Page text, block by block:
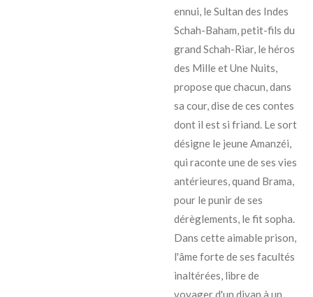
ennui, le Sultan des Indes
Schah-Baham, petit-fils du
grand Schah-Riar, le héros
des Mille et Une Nuits,
propose que chacun, dans
sa cour, dise de ces contes
dont il est si friand. Le sort
désigne le jeune Amanzéi,
qui raconte une de ses vies
antérieures, quand Brama,
pour le punir de ses
dérèglements, le fit sopha.
Dans cette aimable prison,
l'âme forte de ses facultés
inaltérées, libre de
voyager d'un divan à un